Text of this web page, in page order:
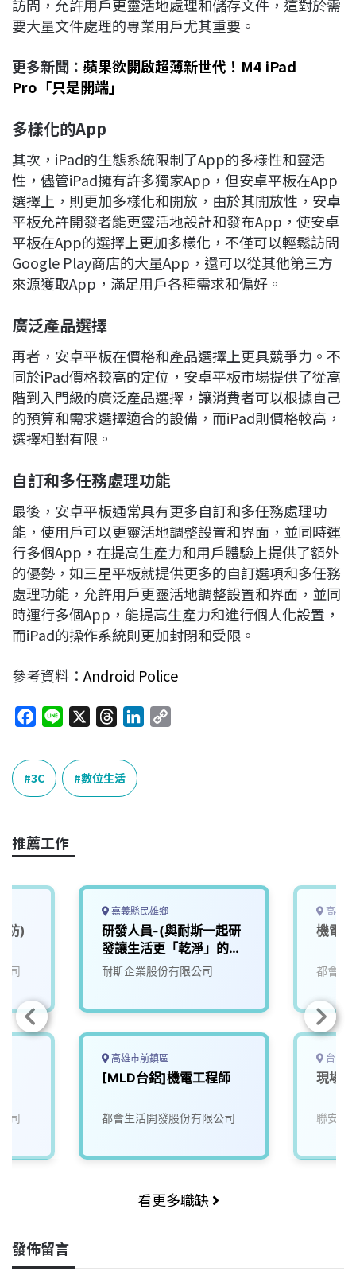
訪問，允許用戶更靈活地處理和儲存文件，這對於需
要大量文件處理的專業用戶尤其重要。
更多新聞： 蘋果欲開啟超薄新世代！M4 iPad
Pro「只是開端」
多樣化的App
其次，iPad的生態系統限制了App的多樣性和靈活
性，儘管iPad擁有許多獨家App，但安卓平板在App
選擇上，則更加多樣化和開放，由於其開放性，安卓
平板允許開發者能更靈活地設計和發布App，使安卓
平板在App的選擇上更加多樣化，不僅可以輕鬆訪問
Google Play商店的大量App，還可以從其他第三方
來源獲取App，滿足用戶各種需求和偏好。
廣泛產品選擇
再者，安卓平板在價格和產品選擇上更具競爭力。不
同於iPad價格較高的定位，安卓平板市場提供了從高
階到入門級的廣泛產品選擇，讓消費者可以根據自己
的預算和需求選擇適合的設備，而iPad則價格較高，
選擇相對有限。
自訂和多任務處理功能
最後，安卓平板通常具有更多自訂和多任務處理功
能，使用戶可以更靈活地調整設置和界面，並同時運
行多個App，在提高生產力和用戶體驗上提供了額外
的優勢，如三星平板就提供更多的自訂選項和多任務
處理功能，允許用戶更靈活地調整設置和界面，並同
時運行多個App，能提高生產力和進行個人化設置，
而iPad的操作系統則更加封閉和受限。
參考資料：Android Police
c
e
b
o
k
e
r
e
a
n
k
3C 數位生活
推薦工作
防)
司
司
嘉義縣民雄鄉
研發人員-(與耐斯一起研
發讓生活更「乾淨」的未
來)2
耐斯企業股份有限公司
高雄市前鎮區
[MLD台鋁]機電工程師
都會生活開發股份有限公司
高雄
機電
都會生
台中
現場
聯安生
看更多職缺
發佈留言